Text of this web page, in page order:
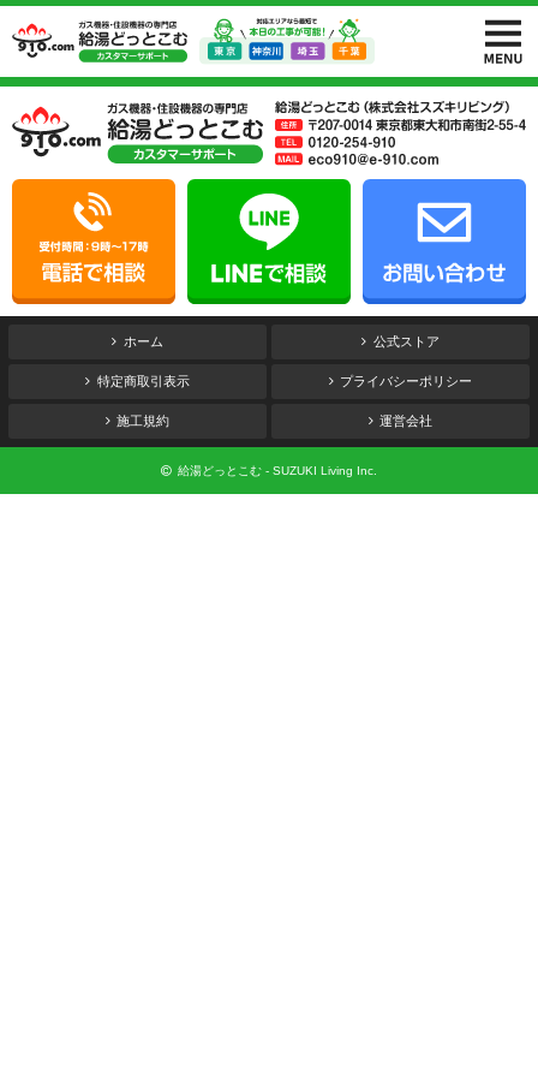
ホーム 公式ストア
特定商取引表示 プライバシーポリシー
施工規約 運営会社
給湯どっとこむ - SUZUKI Living Inc.